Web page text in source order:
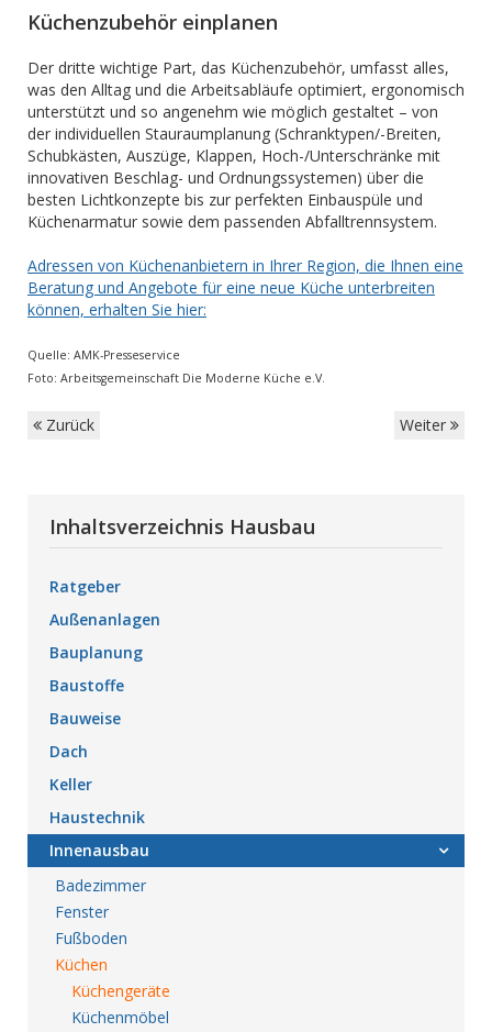
Küchenzubehör einplanen
Der dritte wichtige Part, das Küchenzubehör, umfasst alles,
was den Alltag und die Arbeitsabläufe optimiert, ergonomisch
unterstützt und so angenehm wie möglich gestaltet – von
der individuellen Stauraumplanung (Schranktypen/-Breiten,
Schubkästen, Auszüge, Klappen, Hoch-/Unterschränke mit
innovativen Beschlag- und Ordnungssystemen) über die
besten Lichtkonzepte bis zur perfekten Einbauspüle und
Küchenarmatur sowie dem passenden Abfalltrennsystem.
Adressen von Küchenanbietern in Ihrer Region, die Ihnen eine
Beratung und Angebote für eine neue Küche unterbreiten
können, erhalten Sie hier:
Quelle: AMK-Presseservice
Foto: Arbeitsgemeinschaft Die Moderne Küche e.V.
Zurück Weiter
Inhaltsverzeichnis Hausbau
Ratgeber
Außenanlagen
Bauplanung
Baustoffe
Bauweise
Dach
Keller
Haustechnik
Innenausbau
Badezimmer
Fenster
Fußboden
Küchen
Küchengeräte
Küchenmöbel